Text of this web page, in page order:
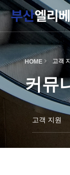
HOME 고객
커뮤
고객 지원